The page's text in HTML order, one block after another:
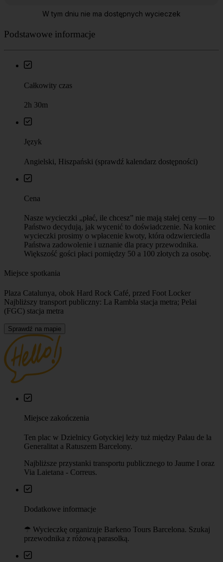
Podstawowe informacje
Całkowity czas
2h 30m
Język
Angielski, Hiszpański (sprawdź kalendarz dostępności)
Cena
Nasze wycieczki „płać, ile chcesz” nie mają stałej ceny — to
Państwo decydują, jak wycenić to doświadczenie. Na koniec
wycieczki prosimy o wpłacenie kwoty, która odzwierciedla
Państwa zadowolenie i uznanie dla pracy przewodnika.
Większość gości płaci pomiędzy 50 a 100 złotych za osobę.
Miejsce spotkania
Plaza Catalunya, obok Hard Rock Café, przed Foot Locker
Najbliższy transport publiczny: La Rambla stacja metra; Pelai
(FGC) stacja metra
Sprawdź na mapie
Miejsce zakończenia
Ten plac w Dzielnicy Gotyckiej leży tuż między Palau de la
Generalitat a Ratuszem Barcelony.
Najbliższe przystanki transportu publicznego to Jaume I oraz
Via Laietana - Correus.
Dodatkowe informacje
☂︎ Wycieczkę organizuje Barkeno Tours Barcelona. Szukaj
przewodnika z różową parasolką.